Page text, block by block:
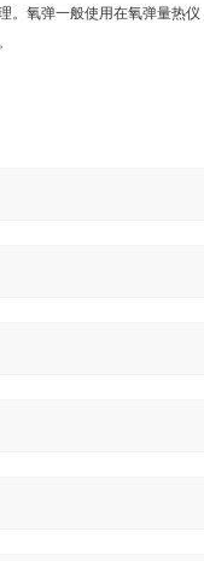
。氧弹一般使用在氧弹量热